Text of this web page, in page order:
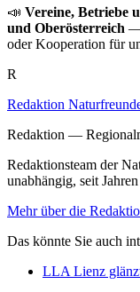
📣 Vereine, Betriebe
und Oberösterreich —
oder Kooperation für
R
Redaktion
Redaktion —
Redaktionsteam der
unabhängig, seit
Mehr über die
Das könnte Sie auch
LLA Lienz